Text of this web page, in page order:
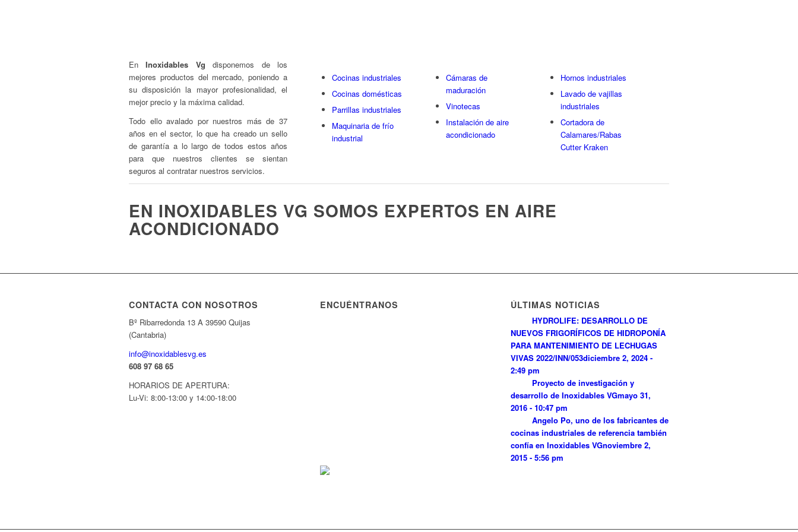
EnInoxidables Vgdisponemos de los
mejores productos del mercado, poniendo a
su disposición la mayor profesionalidad, el
mejor precio y la máxima calidad.
Todo ello avalado por nuestros más de 37
años en el sector, lo que ha creado un sello
de garantía a lo largo de todos estos años
para que nuestros clientes se sientan
seguros al contratar nuestros servicios.
Cocinas industriales
Cocinas domésticas
Parrillas industriales
Maquinaria de frío
industrial
Cámaras de
maduración
Vinotecas
Instalación de aire
acondicionado
Hornos industriales
Lavado de vajillas
industriales
Cortadora de
Calamares/Rabas
Cutter Kraken
EN INOXIDABLES VG SOMOS EXPERTOS EN AIRE
ACONDICIONADO
CONTACTA CON NOSOTROS
Bº Ribarredonda 13 A 39590 Quijas
(Cantabria)
info@inoxidablesvg.es
608 97 68 65
HORARIOS DE APERTURA:
Lu-Vi: 8:00-13:00 y 14:00-18:00
ENCUÉNTRANOS ÚLTIMAS NOTICIAS
HYDROLIFE: DESARROLLO DE
NUEVOS FRIGORÍFICOS DE HIDROPONÍA
PARA MANTENIMIENTO DE LECHUGAS
VIVAS 2022/INN/053diciembre 2, 2024 -
2:49 pm
Proyecto de investigación y
desarrollo de Inoxidables VGmayo 31,
2016 - 10:47 pm
Angelo Po, uno de los fabricantes de
cocinas industriales de referencia también
confía en Inoxidables VGnoviembre 2,
2015 - 5:56 pm